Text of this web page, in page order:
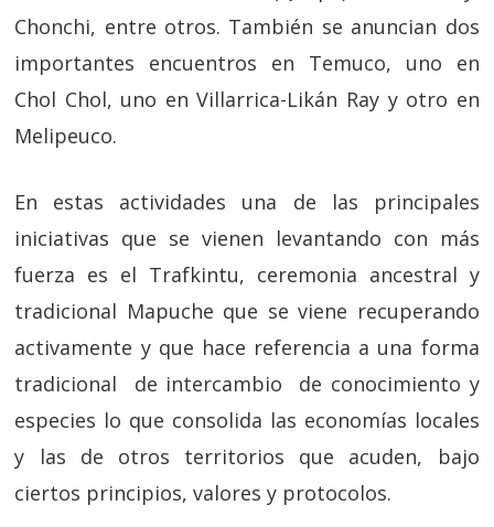
Chonchi, entre otros. También se anuncian dos
importantes encuentros en Temuco, uno en
Chol Chol, uno en Villarrica-Likán Ray y otro en
Melipeuco.
En estas actividades una de las principales
iniciativas que se vienen levantando con más
fuerza es el Trafkintu, ceremonia ancestral y
tradicional Mapuche que se viene recuperando
activamente y que hace referencia a una forma
tradicional de intercambio de conocimiento y
especies lo que consolida las economías locales
y las de otros territorios que acuden, bajo
ciertos principios, valores y protocolos.